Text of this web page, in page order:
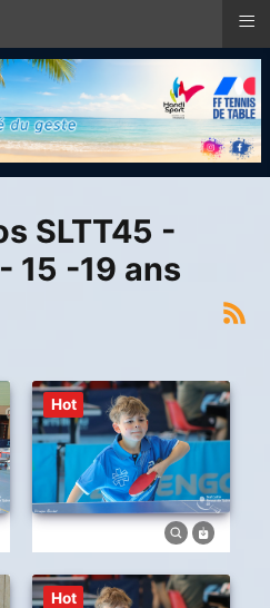
SLTT45 -
15 -19 ans
Hot
Hot
≡